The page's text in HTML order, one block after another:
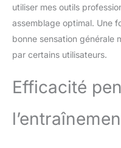
répondre aux
différents
Entraînement
couché, il permet
fentes bulgares
du rack
Ergonomie/
utiliser mes outils
assemblage optimal. Une
bonne sensation générale
par certains utilisateurs.
Efficacité